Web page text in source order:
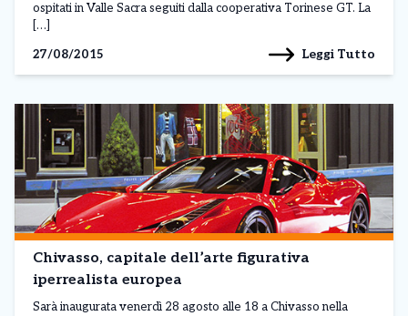
ospitati in Valle Sacra seguiti dalla cooperativa Torinese GT. La
[…]
27/08/2015
Leggi Tutto
Chivasso, capitale dell’arte figurativa
iperrealista europea
Sarà inaugurata venerdì 28 agosto alle 18 a Chivasso nella